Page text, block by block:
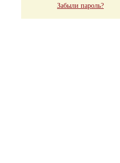
Забыли пароль?